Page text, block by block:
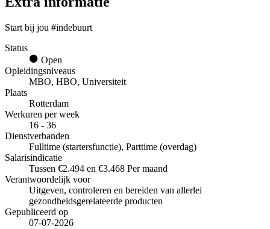
Start bij jou #indebuurt
Status
Open
Opleidingsniveaus
MBO, HBO, Universiteit
Plaats
Rotterdam
Werkuren per week
16 - 36
Dienstverbanden
Fulltime (startersfunctie), Parttime (overdag)
Salarisindicatie
Tussen €2.494 en €3.468 Per maand
Verantwoordelijk voor
Uitgeven, controleren en bereiden van allerlei
gezondheidsgerelateerde producten
Gepubliceerd op
07-07-2026